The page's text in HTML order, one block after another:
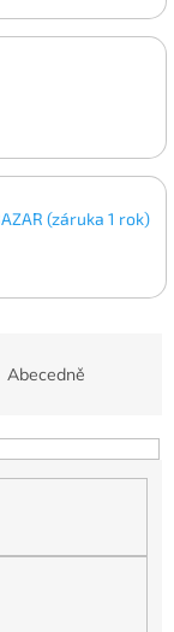
(záruka 1 rok)
Abecedně